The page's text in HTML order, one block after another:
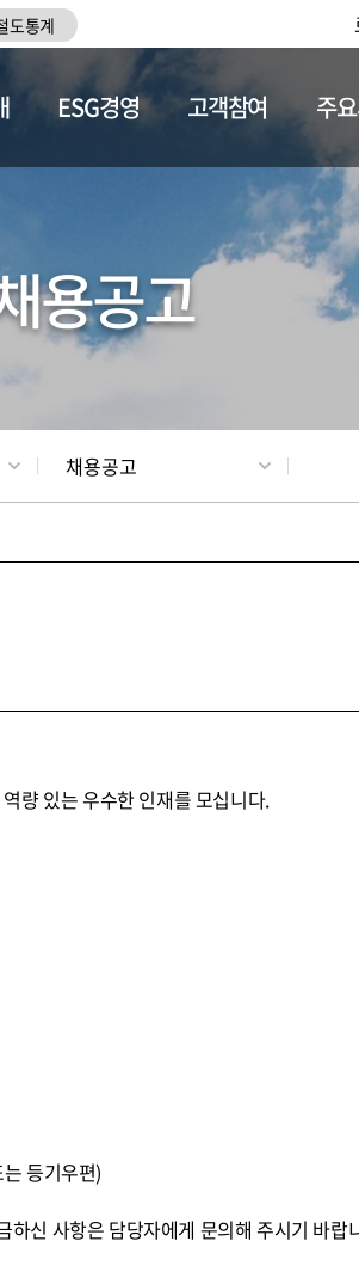
도통계
채용정보
ESG경영 고객참여 주
용공고
채용공고
량 있는 우수한 인재를 모십니다.
등기우편)
신 사항은 담당자에게 문의해 주시기 바랍